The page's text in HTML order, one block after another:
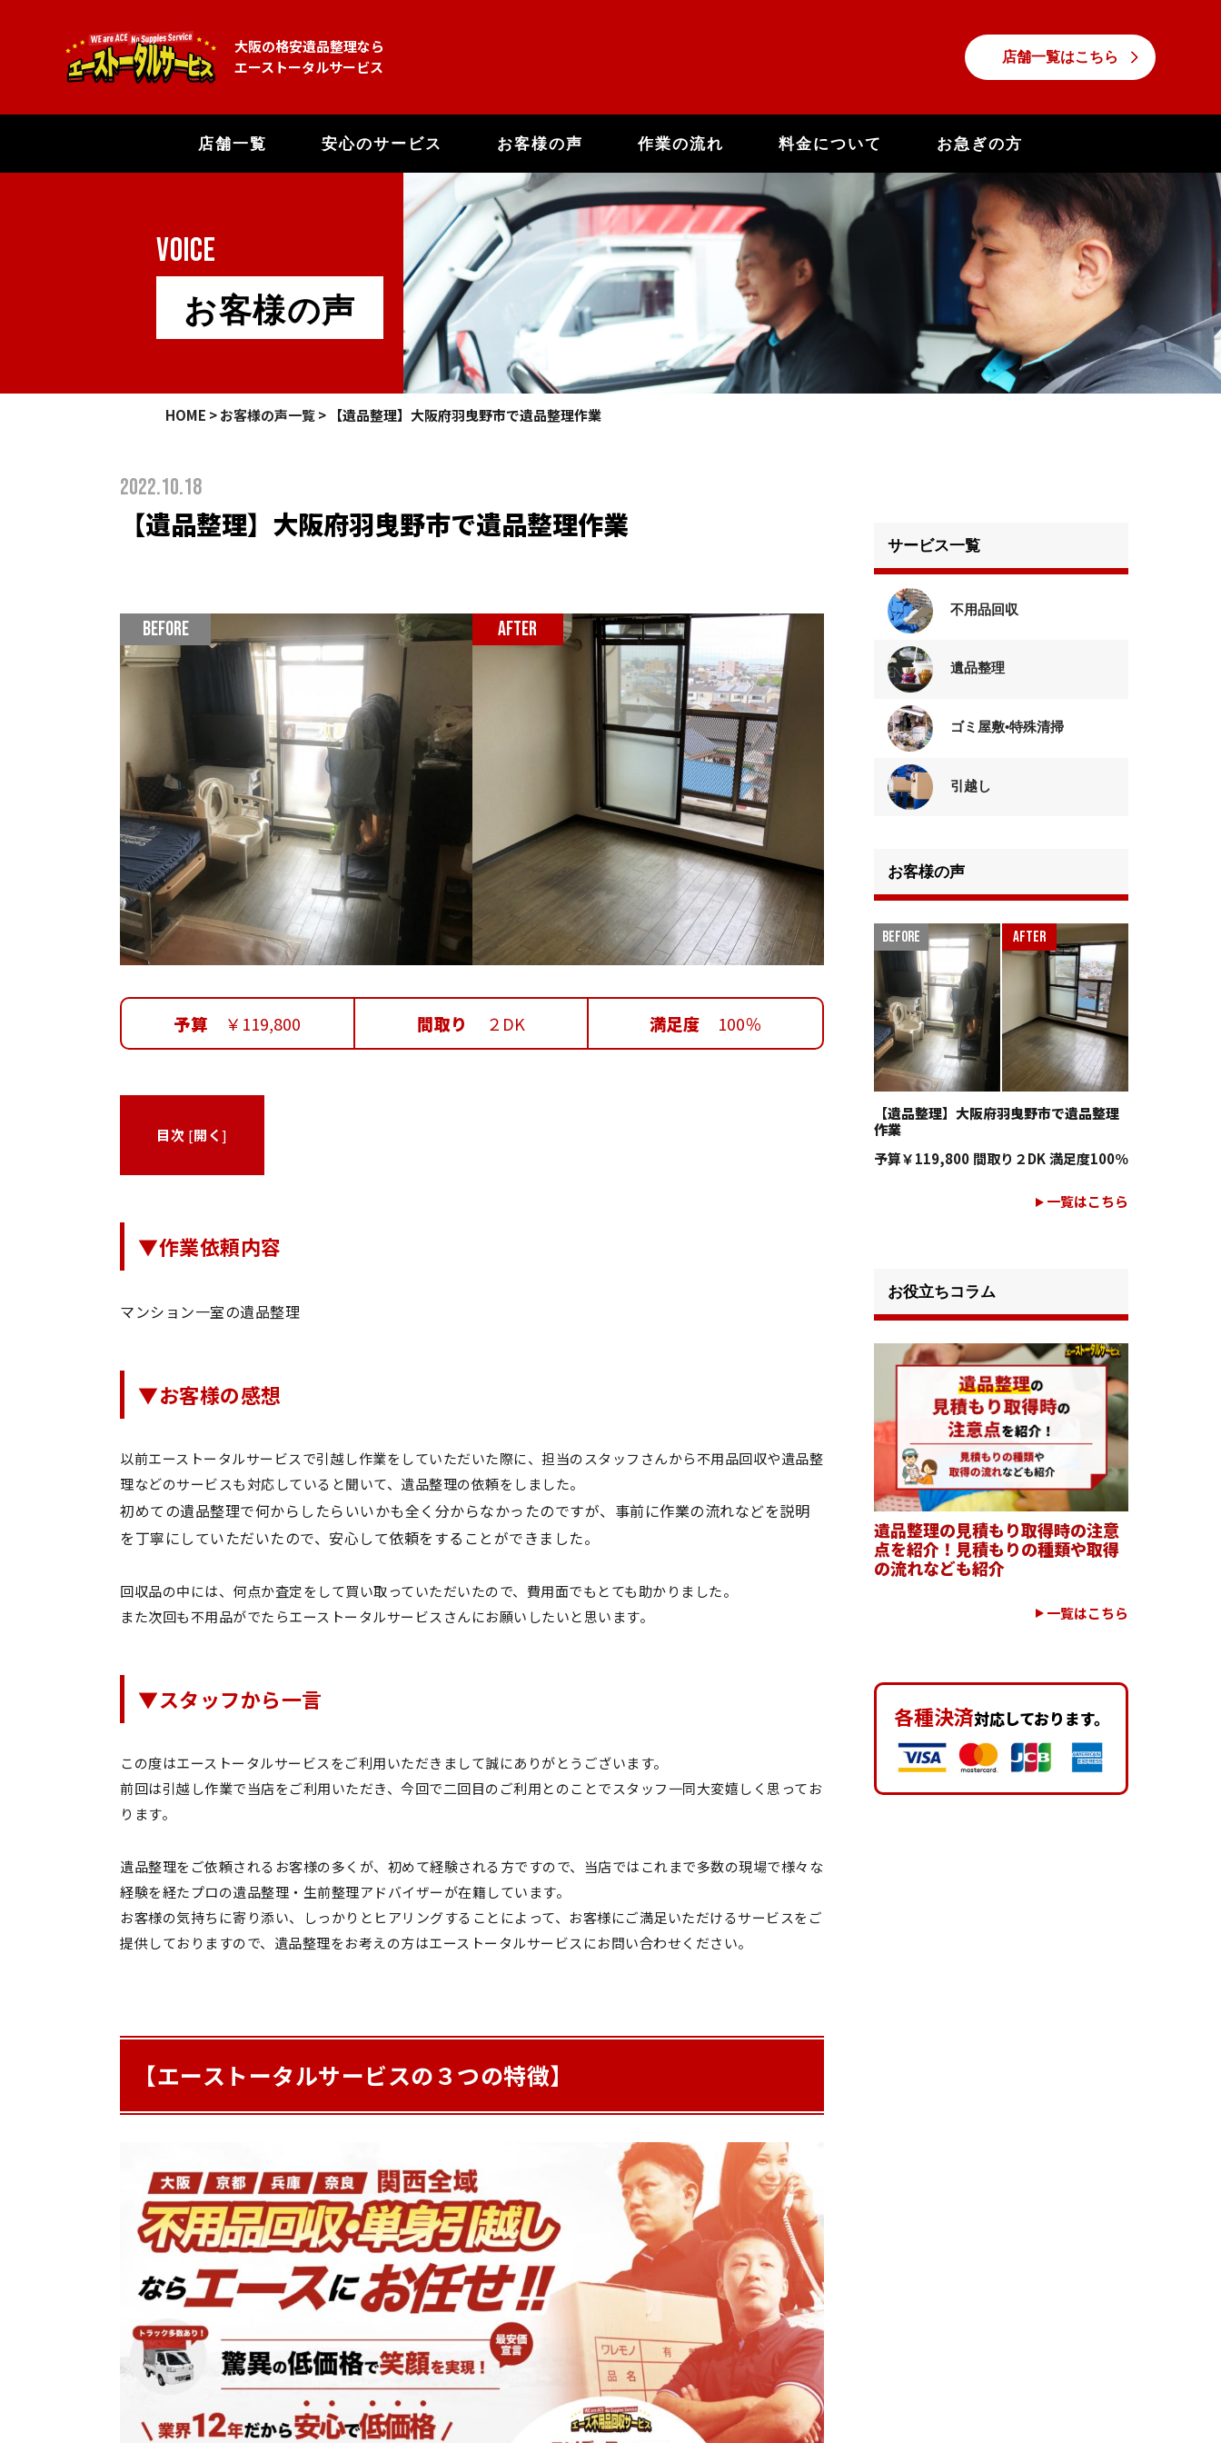
大阪の格安遺品整理なら
エーストータルサービス
店舗一覧はこちら
店舗一覧 安心のサービス お客様の声 作業の流れ 料金について お急ぎの方
VOICE
お客様の声
HOME >お客様の声一覧> 【遺品整理】大阪府羽曳野市で遺品整理作業
2022.10.18
【遺品整理】大阪府羽曳野市で遺品整理作業
予算 ￥119,800 間取り ２DK 満足度 100％
目次 [開く]
▼作業依頼内容
マンション一室の遺品整理
▼お客様の感想
以前エーストータルサービスで引越し作業をしていただいた際に、担当のスタッフさんから不用品回収や遺品整
理などのサービスも対応していると聞いて、遺品整理の依頼をしました。
初めての遺品整理で何からしたらいいかも全く分からなかったのですが、事前に作業の流れなどを説明
を丁寧にしていただいたので、安心して依頼をすることができました。
回収品の中には、何点か査定をして買い取っていただいたので、費用面でもとても助かりました。
また次回も不用品がでたらエーストータルサービスさんにお願いしたいと思います。
▼スタッフから一言
この度はエーストータルサービスをご利用いただきまして誠にありがとうございます。
前回は引越し作業で当店をご利用いただき、今回で二回目のご利用とのことでスタッフ一同大変嬉しく思ってお
ります。
遺品整理をご依頼されるお客様の多くが、初めて経験される方ですので、当店ではこれまで多数の現場で様々な
経験を経たプロの遺品整理・生前整理アドバイザーが在籍しています。
お客様の気持ちに寄り添い、しっかりとヒアリングすることによって、お客様にご満足いただけるサービスをご
提供しておりますので、遺品整理をお考えの方はエーストータルサービスにお問い合わせください。
【エーストータルサービスの３つの特徴】
サービス一覧
不用品回収
遺品整理
ゴミ屋敷•特殊清掃
引越し
お客様の声
【遺品整理】大阪府羽曳野市で遺品整理
作業
予算￥119,800 間取り ２DK満足度100％
一覧はこちら
お役立ちコラム
遺品整理の見積もり取得時の注意
点を紹介！見積もりの種類や取得
の流れなども紹介
一覧はこちら
各種決済対応しております。